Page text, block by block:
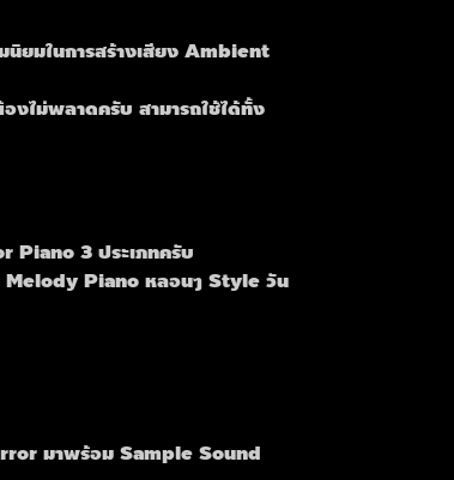
ยมในการสร้างเสียง Ambient
งไม่พลาดครับ สามารถใช้ได้ทั้ง
Piano 3 ประเภทครับ
Melody Piano หลอนๆ Style วัน
มาพร้อม Sample Sound